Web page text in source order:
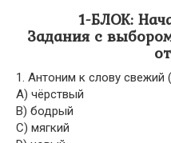
1-БЛОК:
Задания с
1. Антоним к слову свежий
A) чёрствый
B) бодрый
C) мягкий